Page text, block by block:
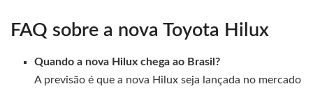
FAQ sobre a nova Toyota Hilux
Quando a nova Hilux chega ao Brasil?
A previsão é que a nova Hilux seja lançada no mercado